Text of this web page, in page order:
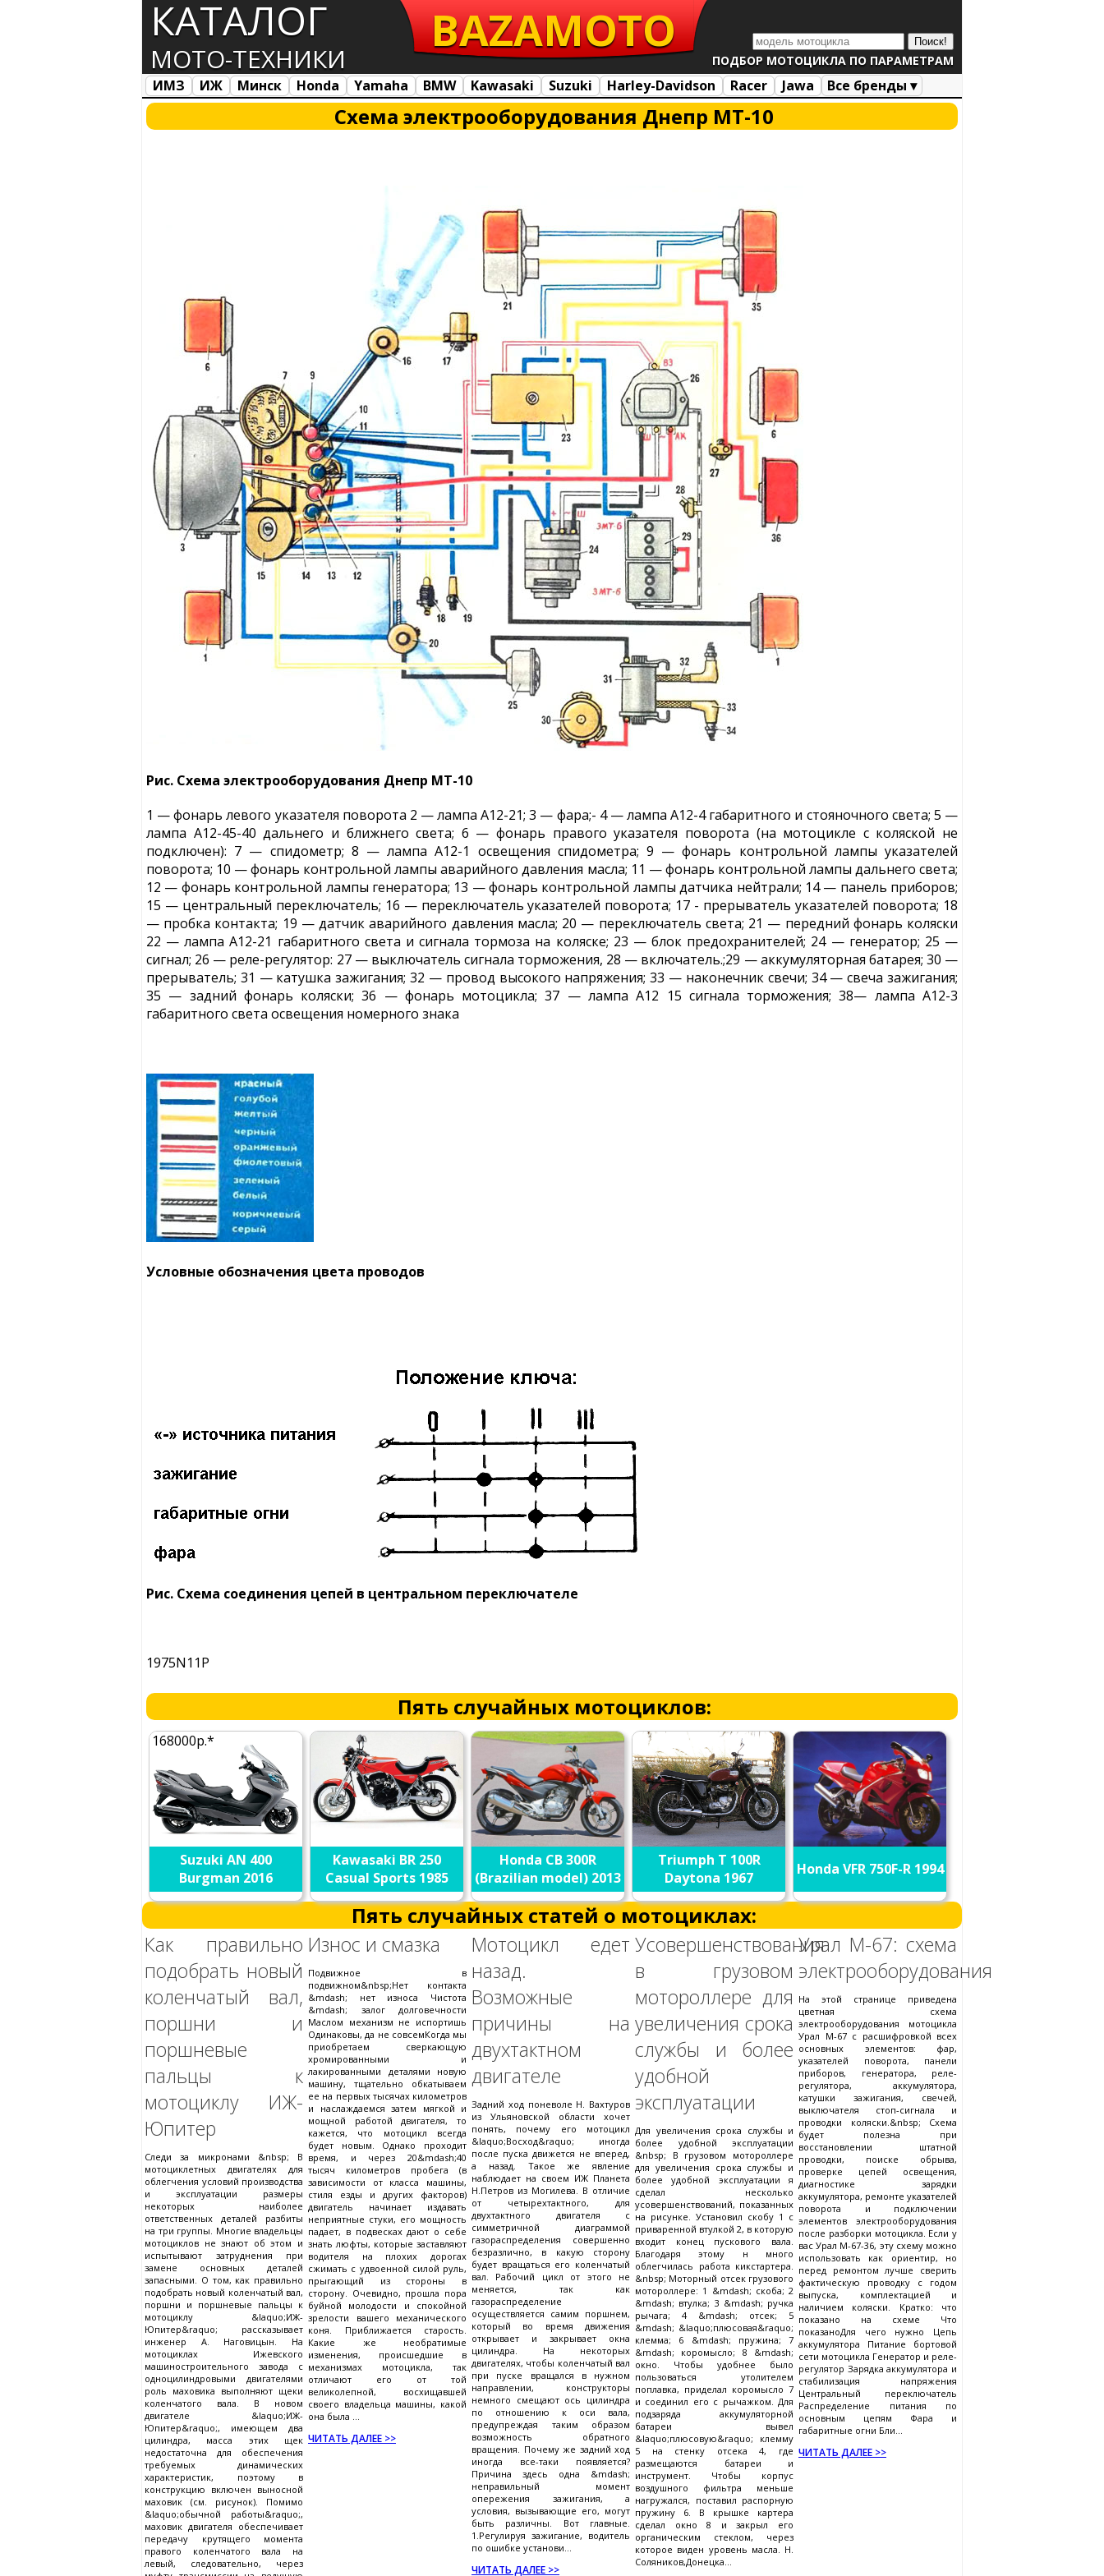
КАТАЛОГ
МОТО-ТЕХНИКИ ПОДБОР МОТОЦИКЛА ПО ПАРАМЕТРАМ
BAZAMOTO
ИМЗ ИЖ Минск Honda Yamaha BMW Kawasaki Suzuki Harley-Davidson Racer Jawa
Все бренды ▾
Все марки
Загрузка... Схема электрооборудования Днепр МТ-10
Рис. Схема электрооборудования Днепр МТ-10
1 — фонарь левого указателя поворота 2 — лампа А12-21; 3 — фара;- 4 — лампа А12-4 габаритного и стояночного света; 5 —
лампа А12-45-40 дальнего и ближнего света; 6 — фонарь правого указателя поворота (на мотоцикле с коляской не
подключен): 7 — спидометр; 8 — лампа А12-1 освещения спидометра; 9 — фонарь контрольной лампы указателей
поворота; 10 — фонарь контрольной лампы аварийного давления масла; 11 — фонарь контрольной лампы дальнего света;
12 — фонарь контрольной лампы генератора; 13 — фонарь контрольной лампы датчика нейтрали; 14 — панель приборов;
15 — центральный переключатель; 16 — переключатель указателей поворота; 17 - прерыватель указателей поворота; 18
— пробка контакта; 19 — датчик аварийного давления масла; 20 — переключатель света; 21 — передний фонарь коляски
22 — лампа А12-21 габаритного света и сигнала тормоза на коляске; 23 — блок предохранителей; 24 — генератор; 25 —
сигнал; 26 — реле-регулятор: 27 — выключатель сигнала торможения, 28 — включатель.;29 — аккумуляторная батарея; 30 —
прерыватель; 31 — катушка зажигания; 32 — провод высокого напряжения; 33 — наконечник свечи; 34 — свеча зажигания;
35 — задний фонарь коляски; 36 — фонарь мотоцикла; 37 — лампа А12 15 сигнала торможения; 38— лампа А12-3
габаритного света освещения номерного знака
Условные обозначения цвета проводов
Рис. Схема соединения цепей в центральном переключателе
1975N11P
Пять случайных мотоциклов:
168000р.*
Suzuki AN 400
Burgman 2016
Kawasaki BR 250
Casual Sports 1985
Honda CB 300R
(Brazilian model) 2013
Triumph T 100R
Daytona 1967
Honda VFR 750F-R 1994
Пять случайных статей о мотоциклах:
Как правильно
подобрать новый
коленчатый вал,
поршни и
поршневые
пальцы к
мотоциклу ИЖ-
Юпитер
Следи за микронами &nbsp; В
мотоциклетных двигателях для
облегчения условий производства
и эксплуатации размеры
некоторых наиболее
ответственных деталей разбиты
на три группы. Многие владельцы
мотоциклов не знают об этом и
испытывают затруднения при
замене основных деталей
запасными. О том, как правильно
подобрать новый коленчатый вал,
поршни и поршневые пальцы к
мотоциклу &laquo;ИЖ-
Юпитер&raquo; рассказывает
инженер А. Наговицын. На
мотоциклах Ижевского
машиностроительного завода с
одноцилиндровыми двигателями
роль маховика выполняют щеки
коленчатого вала. В новом
двигателе &laquo;ИЖ-
Юпитер&raquo;, имеющем два
цилиндра, масса этих щек
недостаточна для обеспечения
требуемых динамических
характеристик, поэтому в
конструкцию включен выносной
маховик (см. рисунок). Помимо
&laquo;обычной работы&raquo;,
маховик двигателя обеспечивает
передачу крутящего момента
правого коленчатого вала на
левый, следовательно, через
Износ и смазка
Подвижное в
подвижном&nbsp;Нет контакта
&mdash; нет износа Чистота
&mdash; залог долговечности
Маслом механизм не испортишь
Одинаковы, да не совсемКогда мы
приобретаем сверкающую
хромированными и
лакированными деталями новую
машину, тщательно обкатываем
ее на первых тысячах километров
и наслаждаемся затем мягкой и
мощной работой двигателя, то
кажется, что мотоцикл всегда
будет новым. Однако проходит
время, и через 20&mdash;40
тысяч километров пробега (в
зависимости от класса машины,
стиля езды и других факторов)
двигатель начинает издавать
неприятные стуки, его мощность
падает, в подвесках дают о себе
знать люфты, которые заставляют
водителя на плохих дорогах
сжимать с удвоенной силой руль,
прыгающий из стороны в
сторону. Очевидно, прошла пора
буйной молодости и спокойной
зрелости вашего механического
коня. Приближается старость.
Какие же необратимые
изменения, происшедшие в
механизмах мотоцикла, так
отличают его от той
великолепной, восхищавшей
своего владельца машины, какой
она была ...
ЧИТАТЬ ДАЛЕЕ >>
Мотоцикл едет
назад.
Возможные
причины на
двухтактном
двигателе
Задний ход поневоле Н. Вахтуров
из Ульяновской области хочет
понять, почему его мотоцикл
&laquo;Восход&raquo; иногда
после пуска движется не вперед,
а назад. Такое же явление
наблюдает на своем ИЖ Планета
Н.Петров из Могилева. В отличие
от четырехтактного, для
двухтактного двигателя с
симметричной диаграммой
газораспределения совершенно
безразлично, в какую сторону
будет вращаться его коленчатый
вал. Рабочий цикл от этого не
меняется, так как
газораспределение
осуществляется самим поршнем,
который во время движения
открывает и закрывает окна
цилиндра. На некоторых
двигателях, чтобы коленчатый вал
при пуске вращался в нужном
направлении, конструкторы
немного смещают ось цилиндра
по отношению к оси вала,
предупреждая таким образом
возможность обратного
вращения. Почему же задний ход
иногда все-таки появляется?
Причина здесь одна &mdash;
неправильный момент
опережения зажигания, а
условия, вызывающие его, могут
быть различны. Вот главные.
1.Регулируя зажигание, водитель
по ошибке установи...
ЧИТАТЬ ДАЛЕЕ >>
Усовершенствования
в грузовом
мотороллере для
увеличения срока
службы и более
удобной
эксплуатации
Для увеличения срока службы и
более удобной эксплуатации
&nbsp; В грузовом мотороллере
для увеличения срока службы и
более удобной эксплуатации я
сделал несколько
усовершенствований, показанных
на рисунке. Установил скобу 1 с
приваренной втулкой 2, в которую
входит конец пускового вала.
Благодаря этому н много
облегчилась работа кикстартера.
&nbsp; Моторный отсек грузового
мотороллере: 1 &mdash; скоба; 2
&mdash; втулка; 3 &mdash; ручка
рычага; 4 &mdash; отсек; 5
&mdash; &laquo;плюсовая&raquo;
клемма; 6 &mdash; пружина; 7
&mdash; коромысло; 8 &mdash;
окно. Чтобы удобнее было
пользоваться утолителем
поплавка, приделал коромысло 7
и соединил его с рычажком. Для
подзаряда аккумуляторной
батареи вывел
&laquo;плюсовую&raquo; клемму
5 на стенку отсека 4, где
размещаются батареи и
инструмент. Чтобы корпус
воздушного фильтра меньше
нагружался, поставил распорную
пружину 6. В крышке картера
сделал окно 8 и закрыл его
органическим стеклом, через
которое виден уровень масла. Н.
Соляников,Донецка...
Урал М-67: схема
электрооборудования
На этой странице приведена
цветная схема
электрооборудования мотоцикла
Урал М-67 с расшифровкой всех
основных элементов: фар,
указателей поворота, панели
приборов, генератора, реле-
регулятора, аккумулятора,
катушки зажигания, свечей,
выключателя стоп-сигнала и
проводки коляски.&nbsp; Схема
будет полезна при
восстановлении штатной
проводки, поиске обрыва,
проверке цепей освещения,
диагностике зарядки
аккумулятора, ремонте указателей
поворота и подключении
элементов электрооборудования
после разборки мотоцикла. Если у
вас Урал М-67-36, эту схему можно
использовать как ориентир, но
перед ремонтом лучше сверить
фактическую проводку с годом
выпуска, комплектацией и
наличием коляски. Кратко: что
показано на схеме Что
показаноДля чего нужно Цепь
аккумулятора Питание бортовой
сети мотоцикла Генератор и реле-
регулятор Зарядка аккумулятора и
стабилизация напряжения
Центральный переключатель
Распределение питания по
основным цепям Фара и
габаритные огни Бли...
ЧИТАТЬ ДАЛЕЕ >>